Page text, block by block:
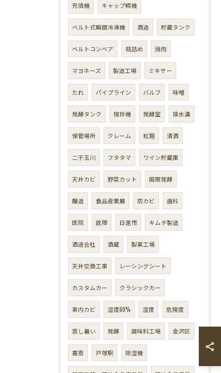
充填機 キャップ締機
ベルト式瞬間冷凍機 酒造 貯蔵タンク
ベルトコンベア 瓶詰め 焼肉
マヨネーズ 製造工場 ミキサー
たれ パイプライン バルブ 味噌
発酵タンク 撹拌機 発酵室 排水溝
保管場所 クレーム 紅麴 清酒
二子玉川 フタタマ ワイン貯蔵庫
天井カビ 野菜カット 国際発酵
醸造 食品産業展 防カビ 歯科
医院 故障 日進市 キムチ製造
酒造会社 酒蔵 製菓工場
天井交換工事 レーシングシート
カスタムカー クラシックカー
車内カビ 湿度60% 湿度 危険度
蒸し暑い 発酵 調味料工場 金沢区
書斎 戸塚駅 除湿機